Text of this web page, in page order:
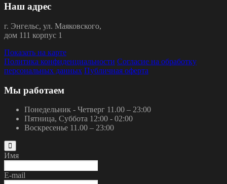
Наш адрес
г. Энгельс, ул. Маяковского,
дом 111 корпус 1
Показать на карте
Политика конфиденциальности Согласие на обработку
персональных данных Публичная оферта
Мы работаем
Понедельник - Четверг 11.00 – 23:00
Пятница, Суббота 12:00 - 02:00
Воскресенье 11.00 – 23:00
Имя
E-mail